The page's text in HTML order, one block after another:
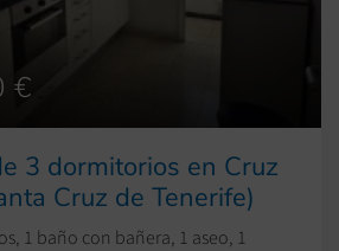
€
3 dormitorios en Cruz
Cruz de Tenerife)
1 baño con bañera, 1 aseo, 1